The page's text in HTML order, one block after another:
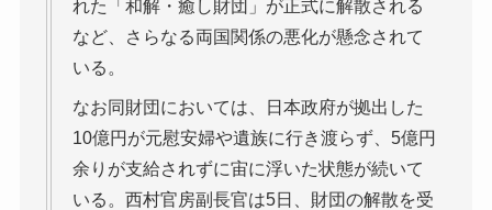
れた「和解・癒し財団」が正式に解散される
など、さらなる両国関係の悪化が懸念されて
いる。
なお同財団においては、日本政府が拠出した
10億円が元慰安婦や遺族に行き渡らず、5億円
余りが支給されずに宙に浮いた状態が続いて
いる。西村官房副長官は5日、財団の解散を受